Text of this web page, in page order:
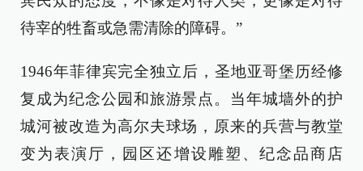
待宰的牲畜或急需清除的障碍。”
1946年菲律宾完全独立后，圣地亚哥堡历经修
复成为纪念公园和旅游景点。当年城墙外的护
城河被改造为高尔夫球场，原来的兵营与教堂
变为表演厅，园区还增设雕塑、纪念品商店